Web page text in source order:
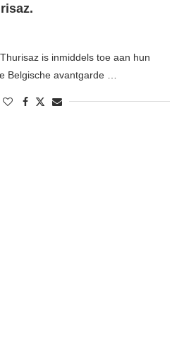
is inmiddels toe aan hun
Belgische avantgarde …